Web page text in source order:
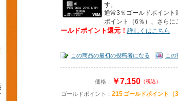
す。
通常3％ゴールドポイン
ポイント（6％）、さら
ールドポイント還元！ 詳しくはこちら
この商品の最初の投稿者になる こ
価格： ￥7,150（税込）
ゴールドポイント： 215 ゴールドポイント